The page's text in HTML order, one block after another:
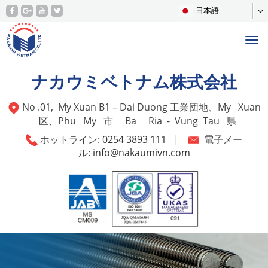
日本語
ナカウミベトナム株式会社
No .01, My Xuan B1 – Dai Duong 工業団地、My Xuan
区、Phu My 市 Ba Ria - Vung Tau 県
ホットライン: 0254 3893 111 |
電子メー
ル: info@nakaumivn.com